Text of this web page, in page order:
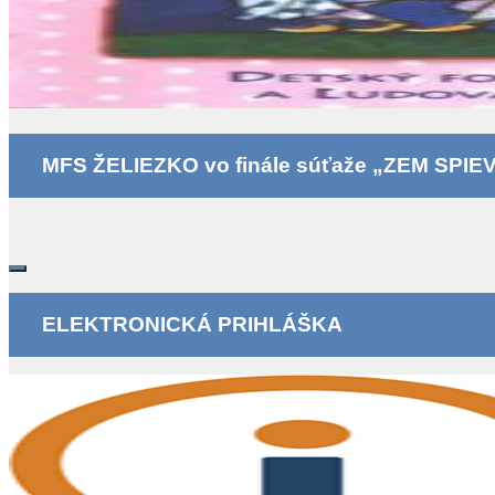
MFS ŽELIEZKO vo finále súťaže „ZEM
ELEKTRONICKÁ PRIHLÁŠKA